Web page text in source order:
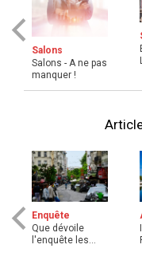
Salons
Salons - A ne pas
manquer !
Enquête
Que dévoile
l'enquête les